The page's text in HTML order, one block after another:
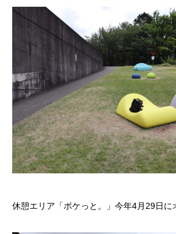
休憩エリア「ポケっと。」今年4月29日に